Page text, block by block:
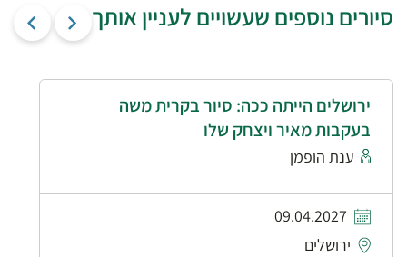
סיורים נוספים שעשויים לעניין אותך
ירושלים הייתה ככה: סיור בקרית משה
בעקבות מאיר ויצחק שלו
ענת הופמן
09.04.2027
ירושלים